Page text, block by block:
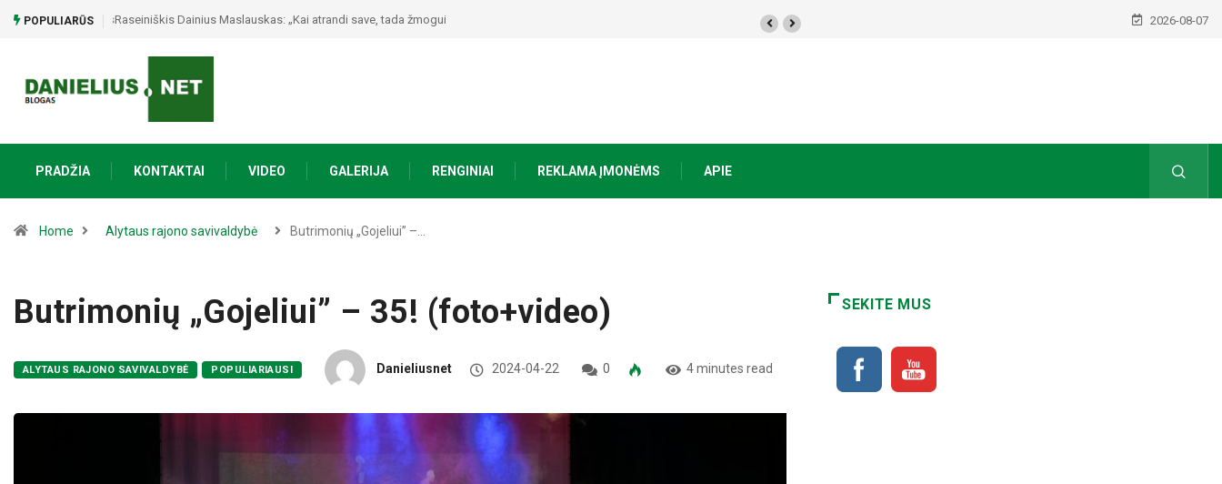
POPULIARŪS Raseiniškis Dainius Maslauskas: „Kai atrandi save, tada žmogui nieko netrūksta“ 2026-08-07
PRADŽIA KONTAKTAI VIDEO GALERIJA RENGINIAI REKLAMA ĮMONĖMS APIE
Home Alytaus rajono savivaldybė Butrimonių „Gojeliui” –…
Butrimonių „Gojeliui” – 35! (foto+video)
ALYTAUS RAJONO SAVIVALDYBĖ POPULIARIAUSI Danieliusnet 2024-04-22 0 4 minutes read
SEKITE MUS